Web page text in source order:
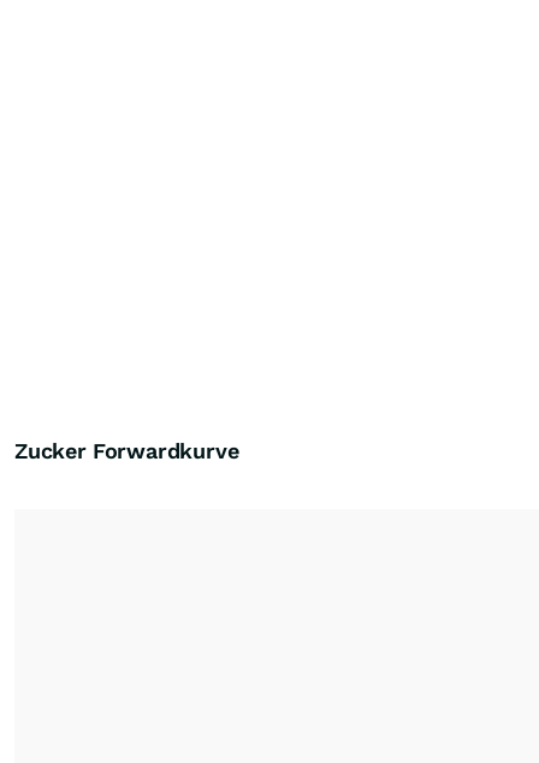
Zucker Forwardkurve